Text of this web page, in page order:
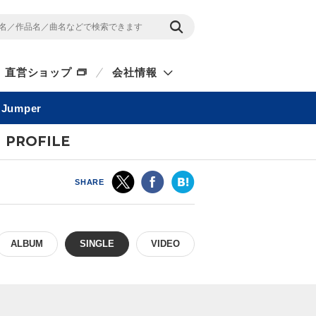
直営ショップ 会社情報
Jumper
PROFILE
SHARE
ALBUM SINGLE VIDEO